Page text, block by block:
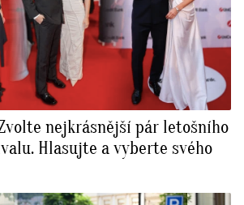
nejkrásnější pár letošního
Hlasujte a vyberte svého